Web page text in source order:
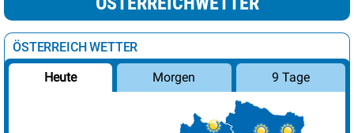
ÖSTERREICH WETTER
Heute Morgen 9 Tage